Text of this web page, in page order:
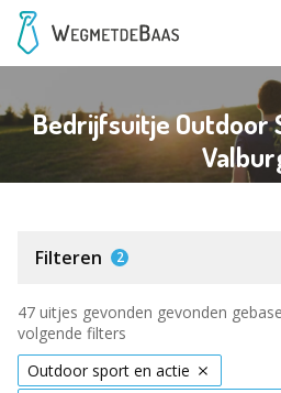
Bedrijfsuitje Outdoor
Filteren 2
47 uitjes gevonden gevonden
volgende filters
Outdoor sport en actie